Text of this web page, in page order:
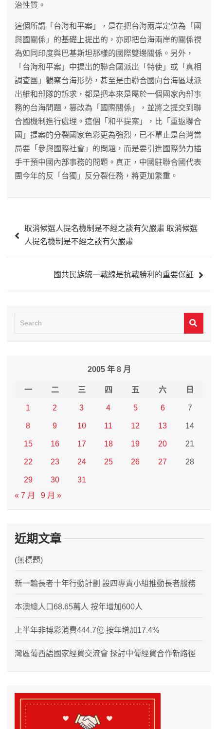
治性質。
這個所謂「台海和平案」，是在把台海兩岸定位為「國
與國關係」的基礎上提出的，亦即把台海兩岸的關係視
為如同印度與巴基斯坦那樣的國際雙邊關係。另外，
「台海和平案」中提出的聯合國派出「特使」或「真相
調查團」觀察台海形勢，甚至是由聯合國向台海區域派
出維和部隊的訴求，都是把本來是屬於一個國家內部事
務的台海問題，篡改為「國際關係」，並將之提交到聯
合國機制進行處理。這個「和平提案」，比「重返聯合
國」提案的分裂國家色彩更為強烈，已不單止是台灣當
局要「參與國際社會」的問題，而是要引進國際勢力插
手干預中國內部事務的問題。真正，中國駐聯合國代表
團今年的反「台獨」反分裂任務，將更加繁重。
章
取消候選人提名機制是不經之談有欠嚴肅 取消候選
人提名機制是不經之談有欠嚴肅
國共民族統一戰線是抗戰勝利的重要保証
e
2005 年 8 月
一 二 三 四 五 六 日
1 2 3 4 5 6 7
8 9 10 11 12 13 14
15 16 17 18 19 20 21
22 23 24 25 26 27 28
29 30
31
« 7 月
9 月 »
近期文章
(無標題)
新一輪長者十年行動計劃 設四專責小組推動長者服務
本澳總人口68.65萬人 按年增加600人
上半年非博彩消費444.7億 按年增加17.4%
灣區葡西語國家經貿交流會 探討中葡經貿合作新路徑